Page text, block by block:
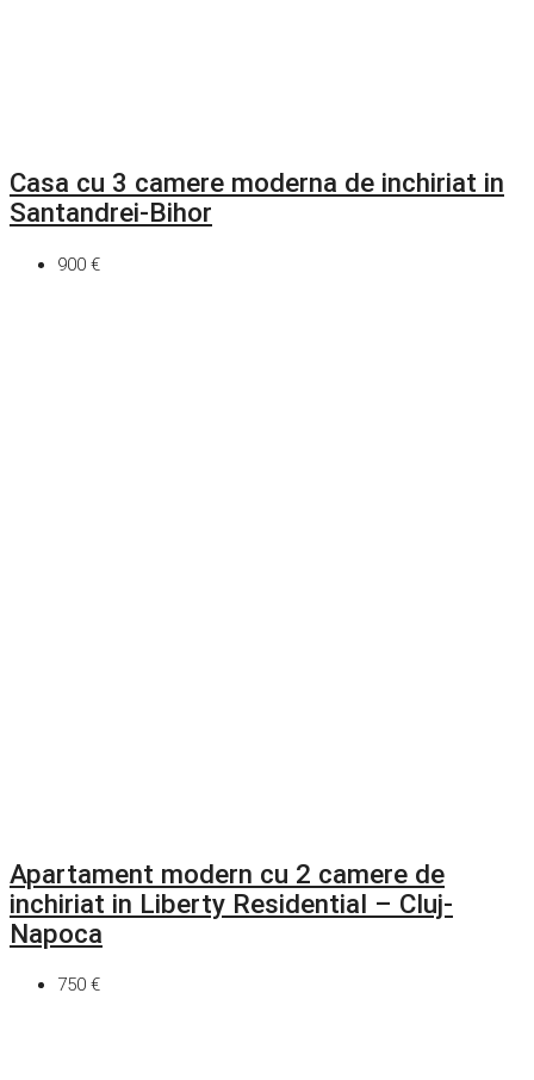
Casa cu 3 camere moderna de inchiriat in
Santandrei-Bihor
900 €
Apartament modern cu 2 camere de
inchiriat in Liberty Residential – Cluj-
Napoca
750 €